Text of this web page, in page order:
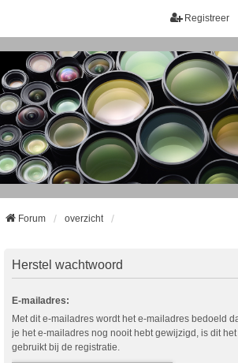
Registreer
Forum overzicht
Herstel wachtwoord
E-mailadres:
Met dit e-mailadres wordt het e-mailadres bedoeld
je het e-mailadres nog nooit hebt gewijzigd, is dit
gebruikt bij de registratie.